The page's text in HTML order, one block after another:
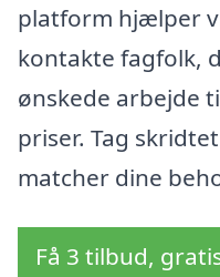
platform hjælper
kontakte fagfolk,
ønskede arbejde
priser. Tag
matcher dine
Få 3 tilbud,